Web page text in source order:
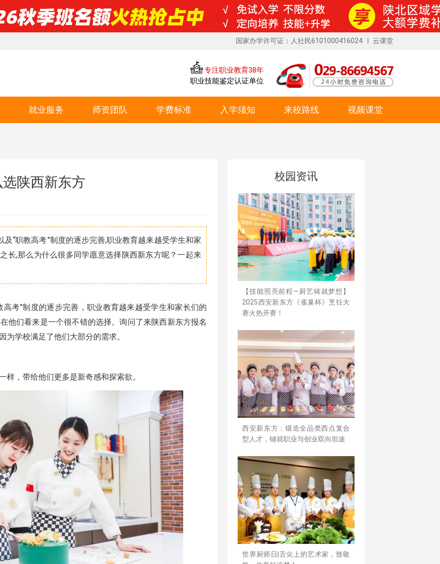
国家办学许可证：人社民6101000416024 云课堂
专注职业教育38年
职业技能鉴定认证单位
就业服务 师资团队 学费标准 入学须知 来校路线 视频课堂
陕西新东方
“职教高考”制度的逐步完善,职业教育越来越受学生和家
长,那么为什么很多同学愿意选择陕西新东方呢？一起来
考”制度的逐步完善，职业教育越来越受学生和家长们的
他们看来是一个很不错的选择。询问了来陕西新东方报名
学校满足了他们大部分的需求。
，带给他们更多是新奇感和探索欲。
校园资讯
【技能照亮前程—厨艺铸就梦想】
2025西安新东方《雀巢杯》烹饪大
赛火热开赛！
西安新东方：锻造全品类西点复合
型人才，铺就职业与创业双向坦途
世界厨师日|舌尖上的艺术家，致敬